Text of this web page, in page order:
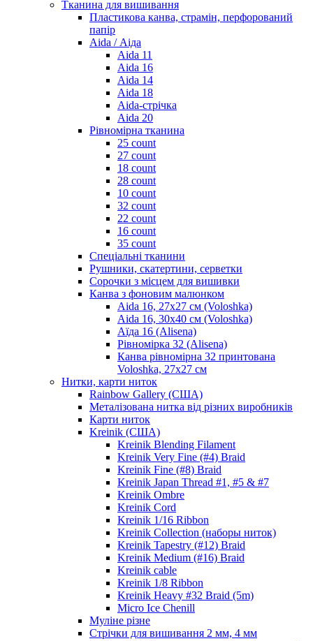
Тканина для вишивання
Пластикова канва, страмін, перфорований
папір
Aida / Аіда
Aida 11
Aida 16
Aida 14
Aida 18
Aida-стрічка
Aida 20
Рівномірна тканина
25 count
27 count
18 count
28 count
10 count
32 count
22 count
16 count
35 count
Спеціальні тканини
Рушники, скатертини, серветки
Сорочки з місцем для вишивки
Канва з фоновим малюнком
Aida 16, 27х27 см (Voloshka)
Aida 16, 30х40 см (Voloshka)
Аїда 16 (Alisena)
Рівномірка 32 (Alisena)
Канва рівномірна 32 принтована
Voloshka, 27х27 см
Нитки, карти ниток
Rainbow Gallery (США)
Металізована нитка від різних виробників
Карти ниток
Kreinik (США)
Kreinik Blending Filament
Kreinik Very Fine (#4) Braid
Kreinik Fine (#8) Braid
Kreinik Japan Thread #1, #5 & #7
Kreinik Ombre
Kreinik Cord
Kreinik 1/16 Ribbon
Kreinik Collection (наборы ниток)
Kreinik Tapestry (#12) Braid
Kreinik Medium (#16) Braid
Kreinik cable
Kreinik 1/8 Ribbon
Kreinik Heavy #32 Braid (5m)
Micro Ice Chenill
Муліне різне
Стрічки для вишивання 2 мм, 4 мм